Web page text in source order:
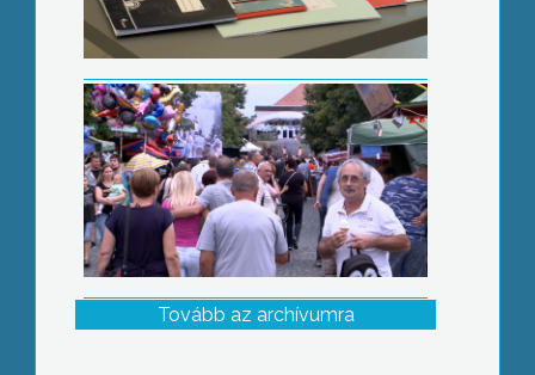
Tovább az archívumra